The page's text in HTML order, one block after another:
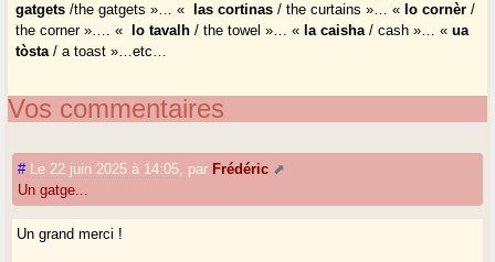
gatgets /the gatgets »… « las cortinas/ the curtains »… « lo cornèr /
the corner »…. «
lo tavalh / the towel »… « la caisha/ cash »… «ua
tòsta/ a toast »…etc…
Vos commentaires
# Le 22 juin 2025 à 14:05 par Frédéric
Un gatge...
Un grand merci !